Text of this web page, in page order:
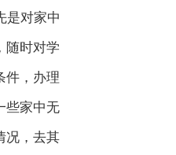
是对家中
随时对学
件，办理
些家中无
况，去其